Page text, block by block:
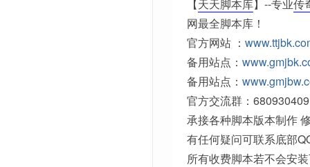
【天天脚本库】--专业传
网最全脚本库！
官方网站 ：
备用站点：
备用站点：
官方交流群：680930409
承接各种脚本版本制作
有任何疑问可联系底部
所有收费脚本若不会安